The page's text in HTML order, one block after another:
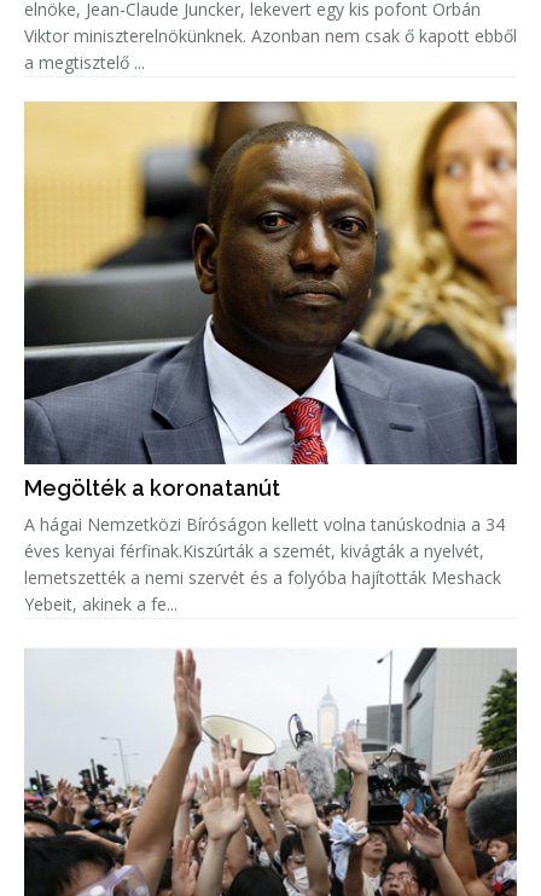
elnöke, Jean-Claude Juncker, lekevert egy kis pofont Orbán
Viktor miniszterelnökünknek. Azonban nem csak ő kapott ebből
a megtisztelő ...
Megölték a koronatanút
A hágai Nemzetközi Bíróságon kellett volna tanúskodnia a 34
éves kenyai férfinak.Kiszúrták a szemét, kivágták a nyelvét,
lemetszették a nemi szervét és a folyóba hajították Meshack
Yebeit, akinek a fe...